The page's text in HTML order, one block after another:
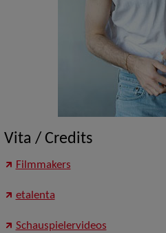
Vita / Credits
Filmmakers
etalenta
Schauspielervideos